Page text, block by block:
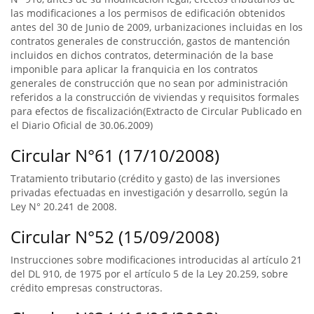
las modificaciones a los permisos de edificación obtenidos
antes del 30 de Junio de 2009, urbanizaciones incluidas en los
contratos generales de construcción, gastos de mantención
incluidos en dichos contratos, determinación de la base
imponible para aplicar la franquicia en los contratos
generales de construcción que no sean por administración
referidos a la construcción de viviendas y requisitos formales
para efectos de fiscalización(Extracto de Circular Publicado en
el Diario Oficial de 30.06.2009)
Circular N°61 (17/10/2008)
Tratamiento tributario (crédito y gasto) de las inversiones
privadas efectuadas en investigación y desarrollo, según la
Ley N° 20.241 de 2008.
Circular N°52 (15/09/2008)
Instrucciones sobre modificaciones introducidas al artículo 21
del DL 910, de 1975 por el artículo 5 de la Ley 20.259, sobre
crédito empresas constructoras.